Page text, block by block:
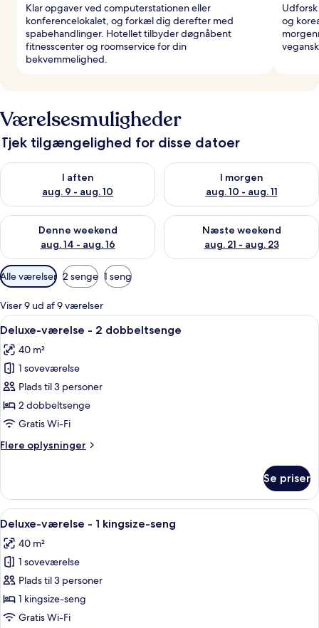
Klar opgaver ved computerstationen eller
konferencelokalet, og forkæl dig derefter med
spabehandlinger. Hotellet tilbyder døgnåbent
fitnesscenter og roomservice for din
bekvemmelighed.
og
Værelsesmuligheder
Tjek tilgængelighed for disse datoer
I aften
aug. 9 - aug. 10
Tjek tilgængelighed for i aften aug. 9 - aug. 10
I morgen
aug. 10 - aug. 11
Tjek tilgængelighed for i
Denne weekend
aug. 14 - aug. 16
Tjek tilgængelighed for denne weekend aug. 14 - aug. 16
Næste weekend
aug. 21 - aug. 23
Tjek tilgængelighed for næste
Tilgængelige
filtre
for
værelser
Alle værelser 2 senge 1 seng
Viser 9 ud af 9 værelser
Indlæs
alle
billeder
af
Deluxe-
værelse
-
dobbeltsenge
Et moderne hotelværelse med to
8
Deluxe-værelse - 2 dobbeltsenge
40 m²
1 soveværelse
Plads til 3 personer
2 dobbeltsenge
Gratis Wi-Fi
Flere oplysninger
Flere
værelse
2
Se priser
Indlæs
alle
billeder
af
Deluxe-
værelse
-
Et moderne hotelværelse med en
9
Deluxe-værelse - 1 kingsize-seng
40 m²
1 soveværelse
Plads til 3 personer
1 kingsize-seng
Gratis Wi-Fi